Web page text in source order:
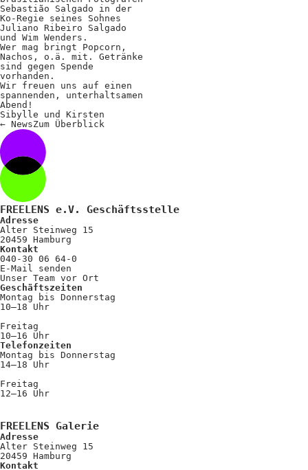
Sebastião Salgado in der
Ko-Regie seines Sohnes
Juliano Ribeiro Salgado
und Wim Wenders.
Wer mag bringt Popcorn,
Nachos, o.ä. mit. Getränke
sind gegen Spende
vorhanden.
Wir freuen uns auf einen
spannenden, unterhaltsamen
Abend!
Sibylle und Kirsten
← NewsZum Überblick
FREELENS e.V. Geschäftsstelle
Adresse
Alter Steinweg 15
20459 Hamburg
Kontakt
040-30 06 64-0
E-Mail senden
Unser Team vor Ort
Geschäftszeiten
Montag bis Donnerstag
10–18 Uhr
Freitag
10–16 Uhr
Telefonzeiten
Montag bis Donnerstag
14–18 Uhr
Freitag
12–16 Uhr
FREELENS Galerie
Adresse
Alter Steinweg 15
20459 Hamburg
Kontakt